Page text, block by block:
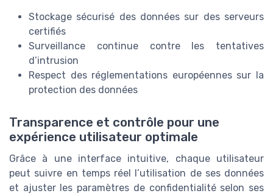
Stockage sécurisé des données sur des serveurs
certifiés
Surveillance continue contre les tentatives
d’intrusion
Respect des réglementations européennes sur la
protection des données
Transparence et contrôle pour une
expérience utilisateur optimale
Grâce à une interface intuitive, chaque utilisateur
peut suivre en temps réel l’utilisation de ses données
et ajuster les paramètres de confidentialité selon ses